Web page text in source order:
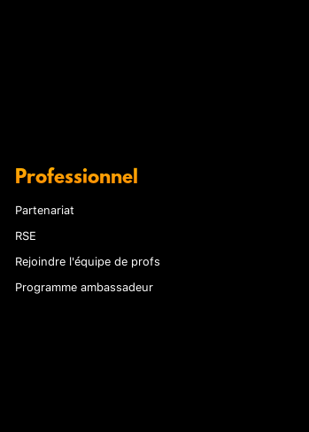
Professionnel
Partenariat
RSE
Rejoindre l'équipe de profs
Programme ambassadeur